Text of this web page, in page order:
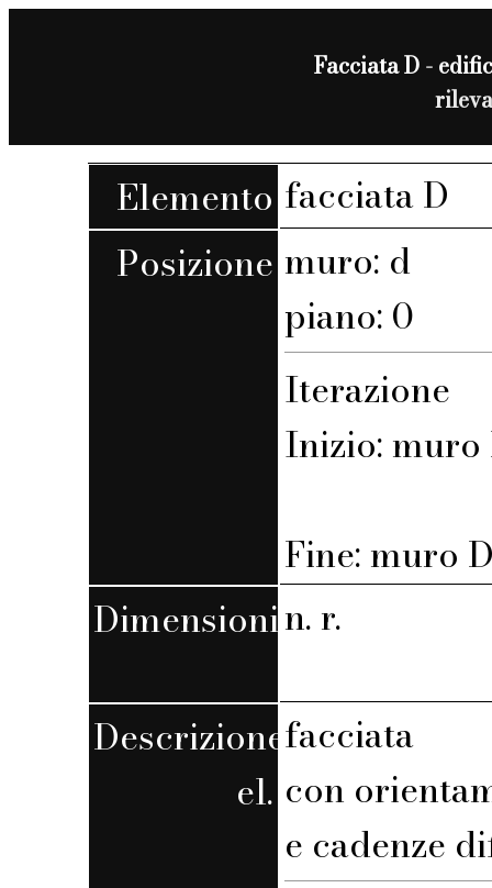
Facciata D -
Elemento facciata D
Posizione muro: d
piano: 0
Iterazione
Inizio: muro
Fine: muro
Dimensionin. r.
Descrizione
el.
facciata
con
e cadenze